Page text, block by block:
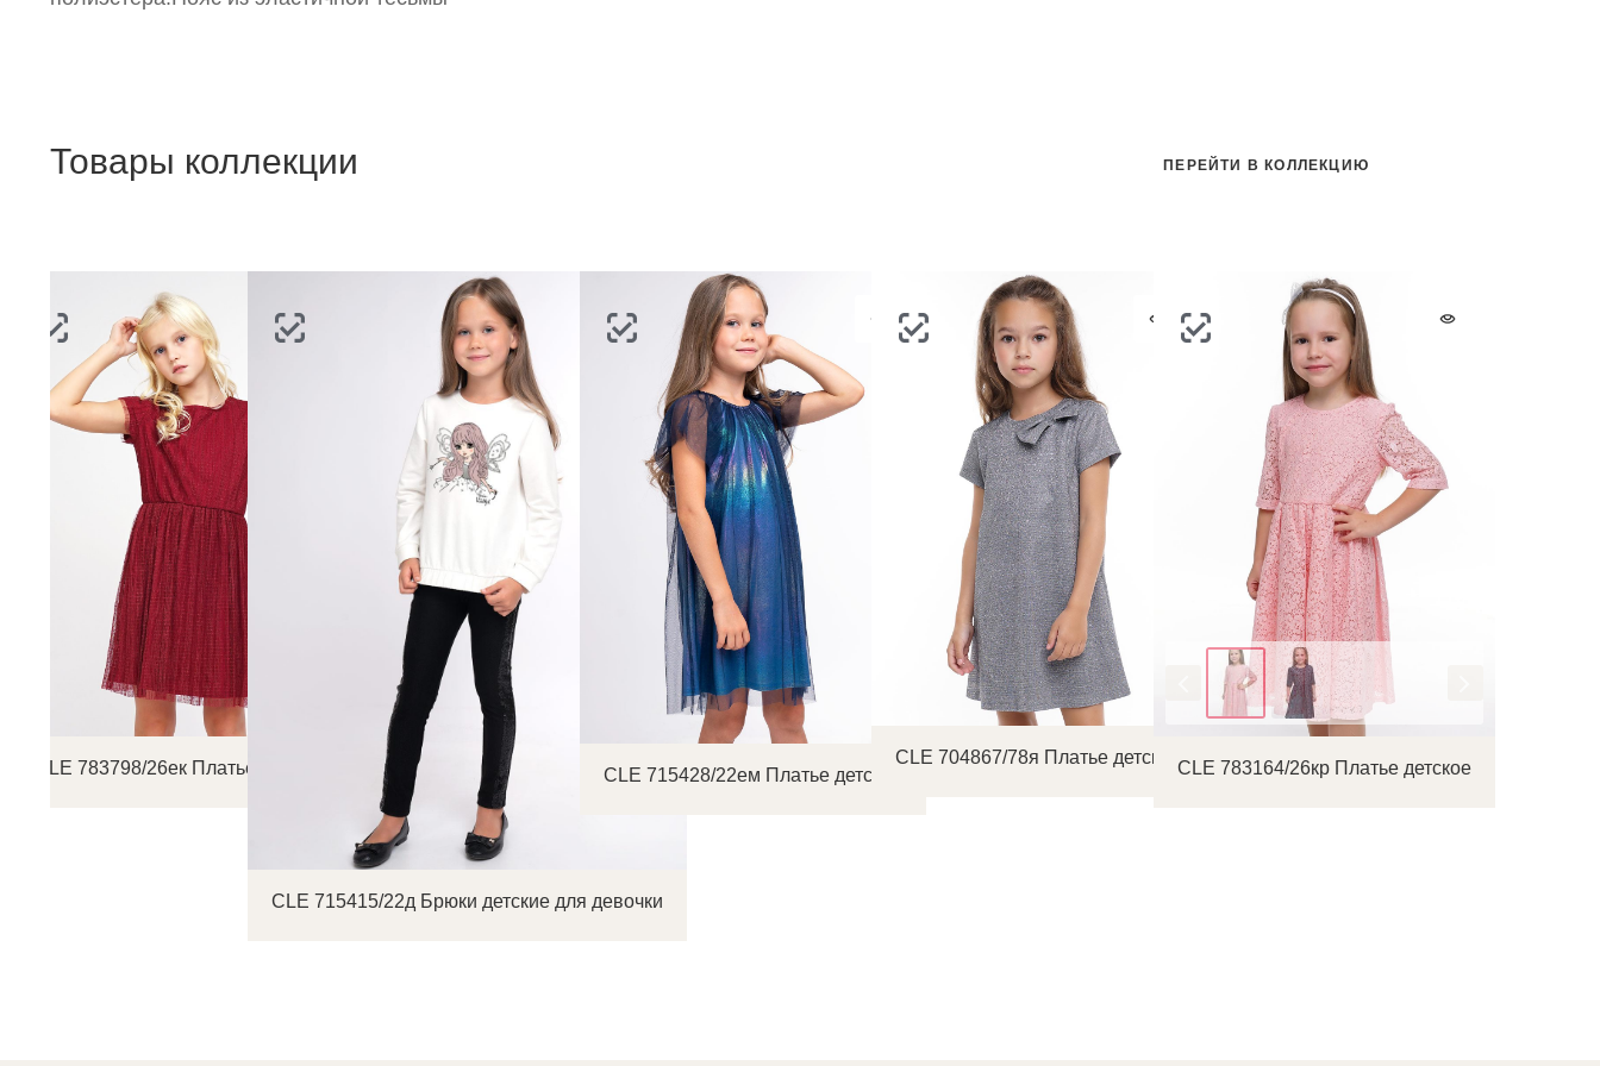
Товары коллекции
CLE 783798/26ек Платье детское
CLE 715415/22д Брюки детские для девочки
CLE 715428/22ем Платье детское
CLE 704867/78я Платье детское
CLE 783164/26кр Платье детское
ПЕРЕЙТИ В КОЛЛЕКЦИЮ